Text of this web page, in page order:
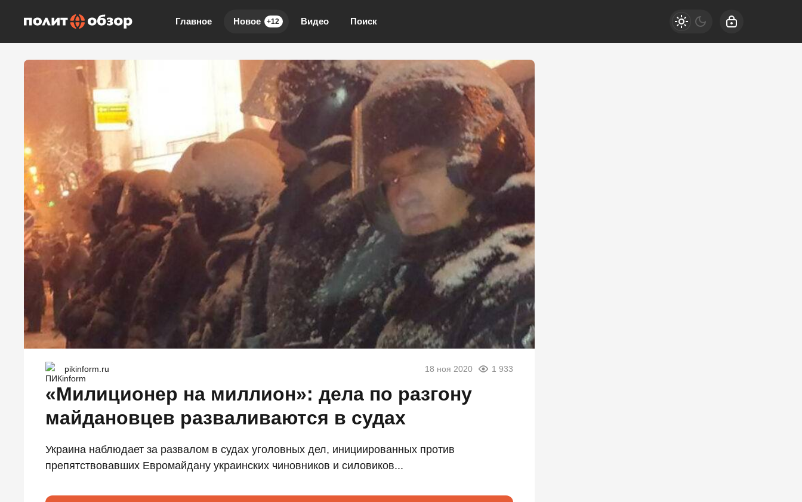
Главное Новое +12 Видео Поиск
pikinform.ru 18 ноя 2020 1 933
«Милиционер на миллион»: дела по разгону
майдановцев разваливаются в судах
Украина наблюдает за развалом в судах уголовных дел, инициированных против
препятствовавших Евромайдану украинских чиновников и силовиков...